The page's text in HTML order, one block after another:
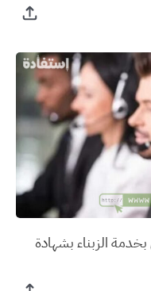
: مطلوب 40 مكلفين بخدمة الزبناء بشهادة